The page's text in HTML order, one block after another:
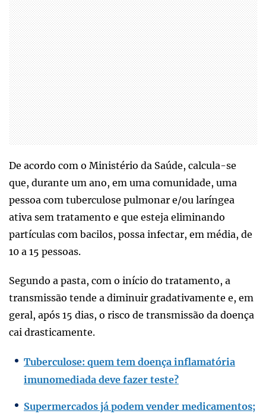
De acordo com o Ministério da Saúde, calcula-se
que, durante um ano, em uma comunidade, uma
pessoa com tuberculose pulmonar e/ou laríngea
ativa sem tratamento e que esteja eliminando
partículas com bacilos, possa infectar, em média, de
10 a 15 pessoas.
Segundo a pasta, com o início do tratamento, a
transmissão tende a diminuir gradativamente e, em
geral, após 15 dias, o risco de transmissão da doença
cai drasticamente.
Tuberculose: quem tem doença inflamatória
imunomediada deve fazer teste?
Supermercados já podem vender medicamentos;